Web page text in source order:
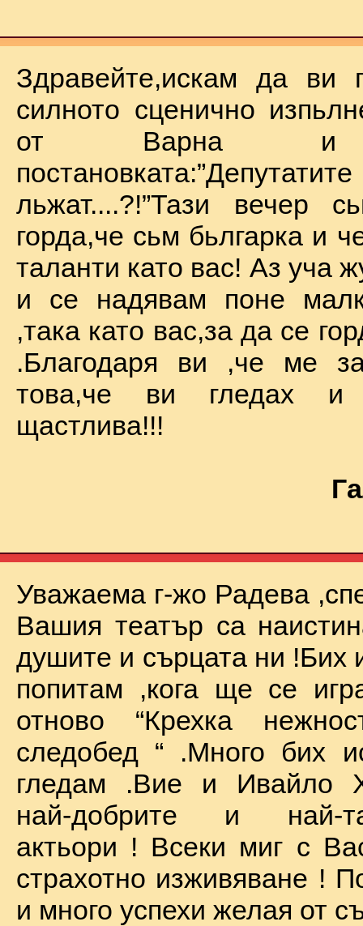
Здравейте,искам да ви
силното сценично
от Варна и
льжат....?!”Тази вечер
горда,че сьм бьлгарка и
таланти като вас! Аз уча
и се надявам поне
,така като вас,за да се
.Благодаря ви ,че ме
това,че ви гледах
щастлива!!!
Уважаема г-жо Радева
Вашия театър са
душите и сърцата ни !Бих
попитам ,кога ще се
отново “Крехка
следобед “ .Много бих
гледам .Вие и Ивайло
най-добрите и най-
актьори ! Всеки миг с
страхотно изживяване !
и много успехи желая от